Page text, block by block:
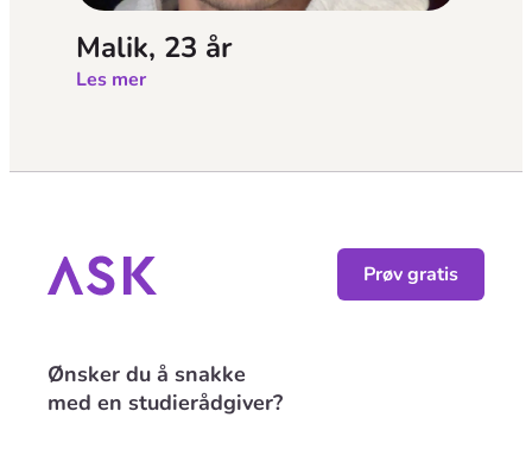
Malik, 23 år
Les mer
Ønsker du å snakke
med en studierådgiver?
Prøv gratis